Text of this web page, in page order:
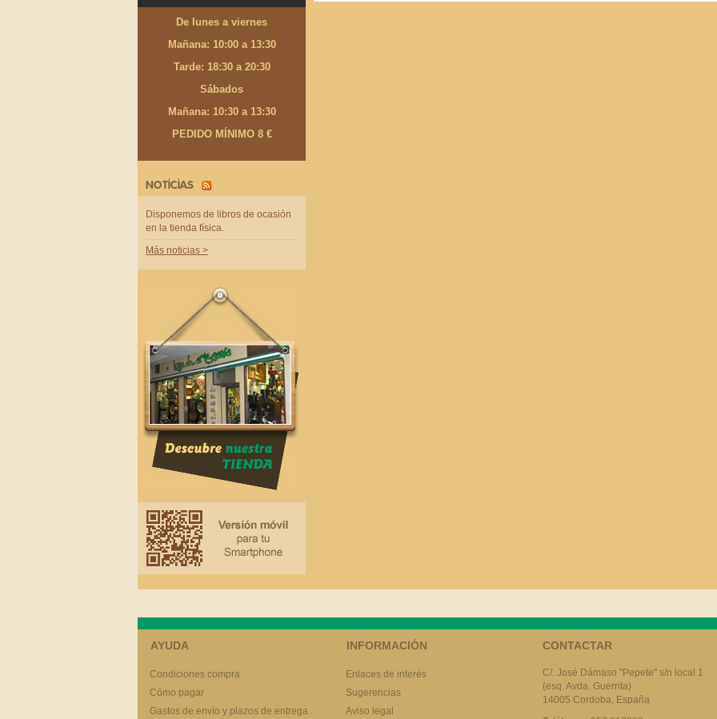
De lunes a viernes
Mañana: 10:00 a 13:30
Tarde: 18:30 a 20:30
Sábados
Mañana: 10:30 a 13:30
PEDIDO MÍNIMO 8 €
NOTICIAS
Disponemos de libros de ocasión
en la tienda física.
Más noticias >
AYUDA
Condiciones compra
Cómo pagar
Gastos de envío y plazos de entrega
INFORMACIÓN
Enlaces de interés
Sugerencias
Aviso legal
CONTACTAR
C/. José Dámaso "Pepete" s/n local 1
(esq. Avda. Guerrita)
14005 Cordoba, España